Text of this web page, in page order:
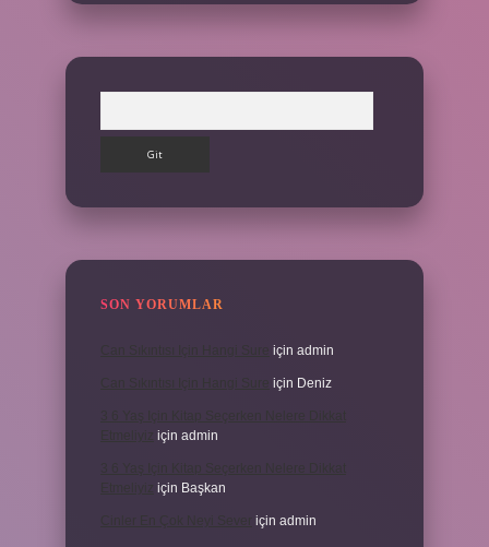
SON YORUMLAR
için admin
için Deniz
için admin
için Başkan
için admin